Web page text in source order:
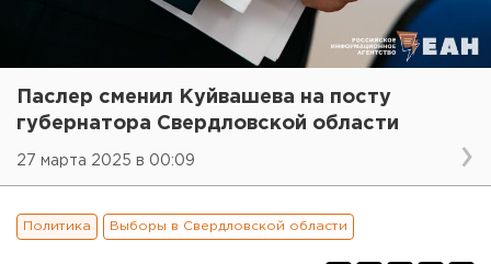
Паслер сменил Куйвашева на посту
губернатора Свердловской области
27 марта 2025 в 00:09
Политика Выборы в Свердловской области